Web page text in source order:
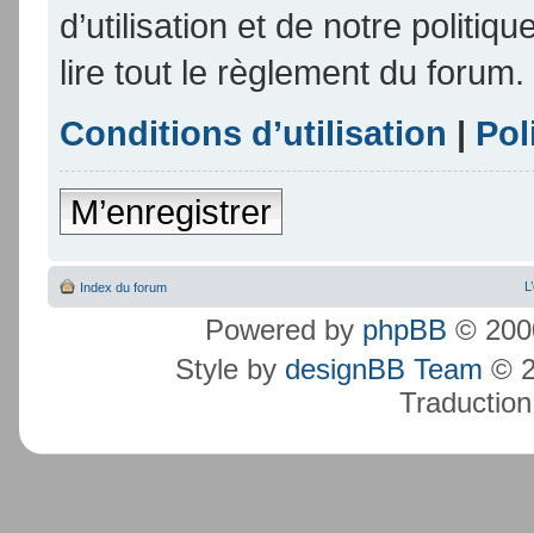
d’utilisation et de notre
lire tout le règlement du forum.
Conditions d’utilisation |
M’enregistrer
Index du forum
Powered by phpBB ©
Style by designBB Team ©